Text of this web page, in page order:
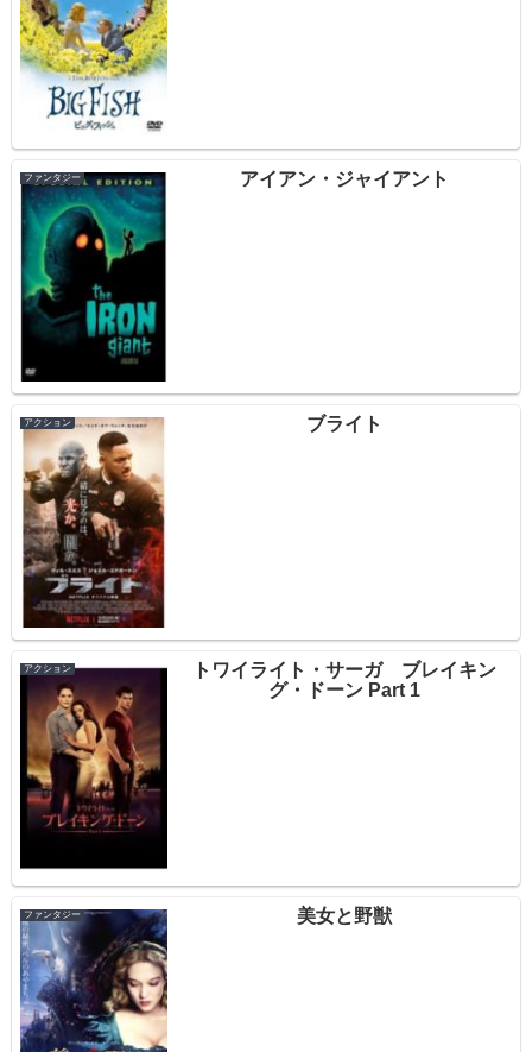
ファンタジー アイアン・ジャイアント
アクション ブライト
アクション
トワイライト・サーガ ブレイキン
グ・ドーン Part 1
ファンタジー 美女と野獣